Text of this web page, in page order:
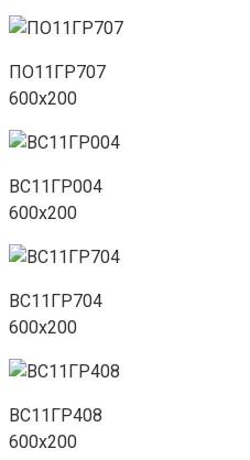
ПО11ГР707
600х200
ВС11ГР004
600х200
ВС11ГР704
600х200
ВС11ГР408
600х200